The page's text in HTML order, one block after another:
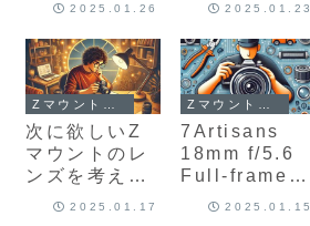
2025.01.26
た。
2025.01.23
次に欲しいZ
マウントのレ
ンズを考えて
みる
2025.01.17
7Artisans
18mm f/5.6
Full-frame
lens for Z
2025.01.15